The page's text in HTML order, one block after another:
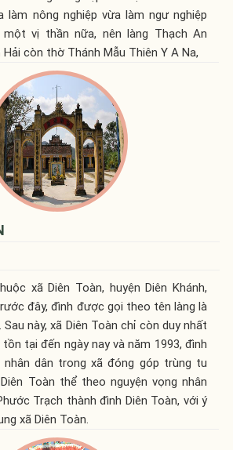
làm nông nghiệp vừa làm ngư nghiệp
vị thần nữa, nên làng Thạch An
còn thờ Thánh Mẫu Thiên Y A Na,
xã Diên Toàn, huyện Diên Khánh,
đây, đình được gọi theo tên làng là
này, xã Diên Toàn chỉ còn duy nhất
tại đến ngày nay và năm 1993, đình
nhân dân trong xã đóng góp trùng tu
Toàn thể theo nguyện vọng nhân
Trạch thành đình Diên Toàn, với ý
xã Diên Toàn.